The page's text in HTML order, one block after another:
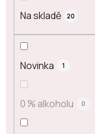
Na skladě 20
Novinka 1
0 % alkoholu 0